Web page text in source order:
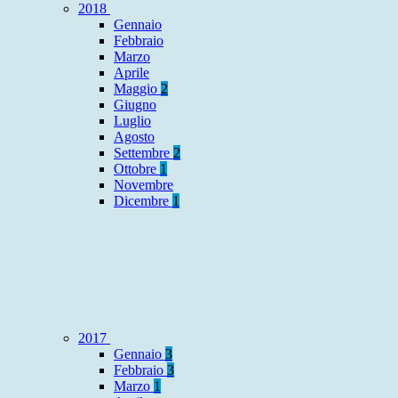
2018
Gennaio
Febbraio
Marzo
Aprile
Maggio 2
Giugno
Luglio
Agosto
Settembre 2
Ottobre 1
Novembre
Dicembre 1
2017
Gennaio 3
Febbraio 3
Marzo 1